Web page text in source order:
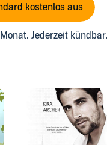
kostenlos aus
Jederzeit kündbar.